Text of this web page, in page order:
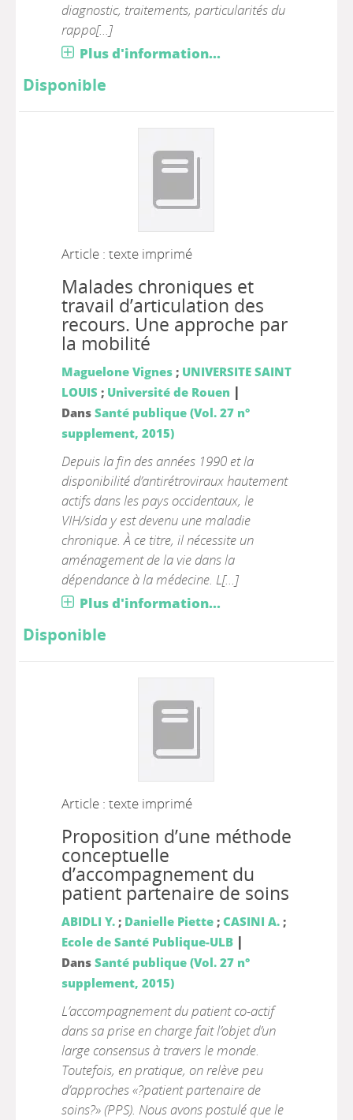
diagnostic, traitements, particularités du
rappo[...]
Plus d'information...
Disponible
Article : texte imprimé
Malades chroniques et
travail d’articulation des
recours. Une approche par
la mobilité
Maguelone Vignes; UNIVERSITE SAINT
LOUIS ; Université de Rouen |
Dans Santé publique (Vol. 27 n°
supplement, 2015)
Depuis la fin des années 1990 et la
disponibilité d’antirétroviraux hautement
actifs dans les pays occidentaux, le
VIH/sida y est devenu une maladie
chronique. À ce titre, il nécessite un
aménagement de la vie dans la
dépendance à la médecine. L[...]
Plus d'information...
Disponible
Article : texte imprimé
Proposition d’une méthode
conceptuelle
d’accompagnement du
patient partenaire de soins
ABIDLI Y.; Danielle Piette; CASINI A.;
Ecole de Santé Publique-ULB |
Dans Santé publique (Vol. 27 n°
supplement, 2015)
L’accompagnement du patient co-actif
dans sa prise en charge fait l’objet d’un
large consensus à travers le monde.
Toutefois, en pratique, on relève peu
d’approches «?patient partenaire de
soins?» (PPS). Nous avons postulé que le